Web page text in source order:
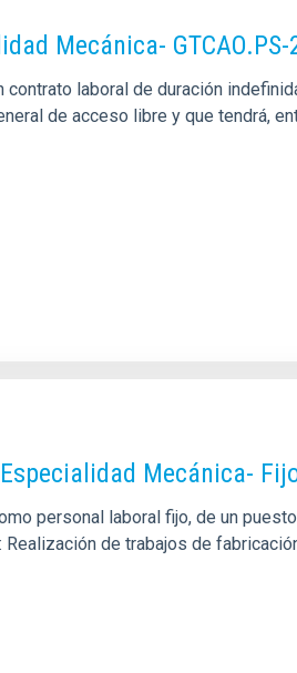
Mecánica-
laboral de duración
de acceso libre y que tendrá,
Mecánica-
personal laboral fijo, de un
de trabajos de